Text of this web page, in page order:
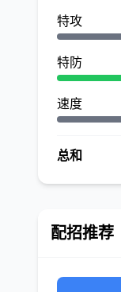
特攻
特防
速度
总和
配招推荐